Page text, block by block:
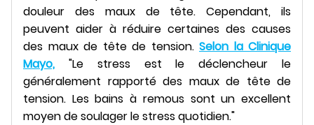
douleur des maux de tête. Cependant, ils
peuvent aider à réduire certaines des causes
des maux de tête de tension. Selon la Clinique
Mayo, "Le stress est le déclencheur le
généralement rapporté des maux de tête de
tension. Les bains à remous sont un excellent
moyen de soulager le stress quotidien."